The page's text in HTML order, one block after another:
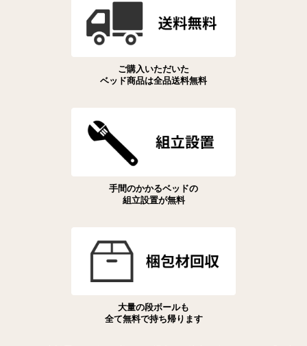
ご購入いただいた
ベッド商品は全品送料無料
手間のかかるベッドの
組立設置が無料
大量の段ボールも
全て無料で持ち帰ります